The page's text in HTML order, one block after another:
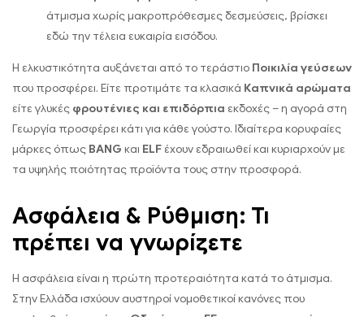
άτμισμα χωρίς μακροπρόθεσμες δεσμεύσεις, βρίσκει
εδώ την τέλεια ευκαιρία εισόδου.
Η ελκυστικότητα αυξάνεται από το τεράστιο Ποικιλία γεύσεων
που προσφέρει. Είτε προτιμάτε τα κλασικά Καπνικά αρώματα
είτε γλυκές φρουτένιες και επιδόρπια εκδοχές – η αγορά στη
Γεωργία προσφέρει κάτι για κάθε γούστο. Ιδιαίτερα κορυφαίες
μάρκες όπως BANG και ELF έχουν εδραιωθεί και κυριαρχούν με
τα υψηλής ποιότητας προϊόντα τους στην προσφορά.
Ασφάλεια & Ρύθμιση: Τι
πρέπει να γνωρίζετε
Η ασφάλεια είναι η πρώτη προτεραιότητα κατά το άτμισμα.
Στην Ελλάδα ισχύουν αυστηροί νομοθετικοί κανόνες που